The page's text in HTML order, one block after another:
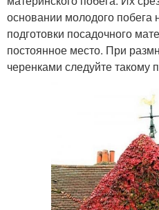
основании молодого побега
подготовки посадочного
постоянное место. При
черенками следуйте такому